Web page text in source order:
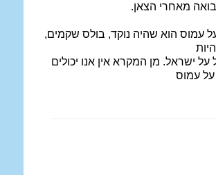
מאחרי הצאן.
על עמוס הוא שהיה נוקד, בולס שקמים,
ישראל. מן המקרא אין אנו יכולים
על עמוס